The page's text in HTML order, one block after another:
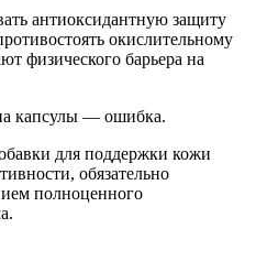
антиоксидантную защиту
окислительному
физического барьера на
капсулы — ошибка.
для поддержки кожи
обязательно
полноценного